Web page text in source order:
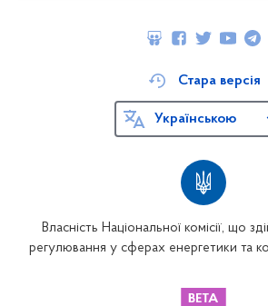
Власність Національної комісії, що
регулювання у сферах енергетики та
Стара версія
Українською